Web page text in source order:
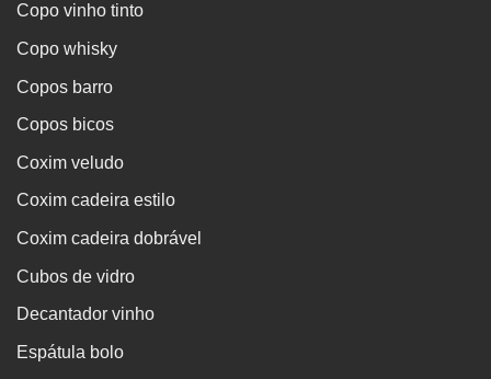
Copo vinho tinto
Copo whisky
Copos barro
Copos bicos
Coxim veludo
Coxim cadeira estilo
Coxim cadeira dobrável
Cubos de vidro
Decantador vinho
Espátula bolo